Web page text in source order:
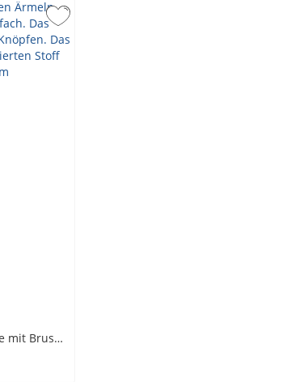
Flanellhemd aus Baumwolle mit Brusttasche